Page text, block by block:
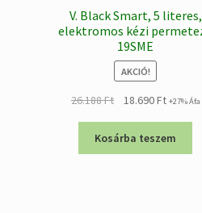
V. Black Smart, 5 literes,
elektromos kézi
19SME
AKCIÓ!
26.188Ft
Original
was:
26.188 Ft.
18.690FtCurrent
is:
18.690
+27% Áfa
Kosárba teszem